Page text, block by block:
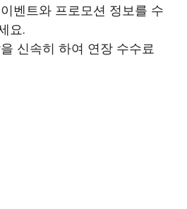
벤트와 프로모션 정보를 수
요.
신속히 하여 연장 수수료